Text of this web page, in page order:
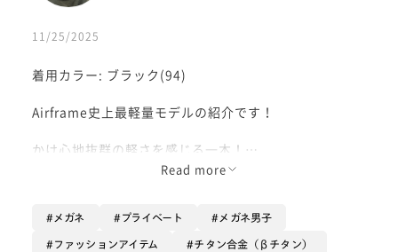
11/25/2025
着用カラー: ブラック(94)
Airframe史上最軽量モデルの紹介です！
かけ心地抜群の軽さを感じる一本！
βチタンを使用しているので、しなやかな
デザインはシンプルなので、
様々シーンで活躍するフレームです！
Read more
メガネ プライベート メガネ男子
ファッションアイテム チタン合金（βチタン）